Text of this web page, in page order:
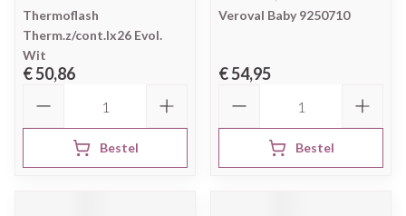
Thermoflash
Therm.z/cont.lx26 Evol.
Wit
€ 50,86
Bestel
Veroval Baby 9250710
€ 54,95
Bestel